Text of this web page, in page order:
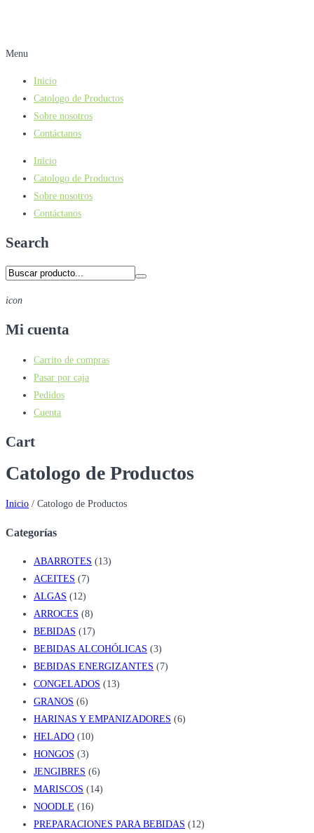
Menu
Inicio
Catologo de Productos
Sobre nosotros
Contáctanos
Inicio
Catologo de Productos
Sobre nosotros
Contáctanos
Search
icon
Mi cuenta
Carrito de compras
Pasar por caja
Pedidos
Cuenta
Cart
Catologo de Productos
Inicio / Catologo de Productos
Categorías
ABARROTES (13)
ACEITES (7)
ALGAS (12)
ARROCES (8)
BEBIDAS (17)
BEBIDAS ALCOHÓLICAS (3)
BEBIDAS ENERGIZANTES (7)
CONGELADOS (13)
GRANOS (6)
HARINAS Y EMPANIZADORES (6)
HELADO (10)
HONGOS (3)
JENGIBRES (6)
MARISCOS (14)
NOODLE (16)
PREPARACIONES PARA BEBIDAS (12)